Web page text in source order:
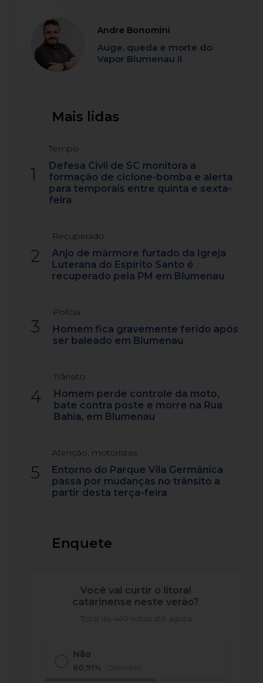
Andre Bonomini
Auge, queda e morte do
Vapor Blumenau II
Mais lidas
1
Tempo
Defesa Civil de SC monitora a
formação de ciclone-bomba e alerta
para temporais entre quinta e sexta-
feira
2
Recuperado
Anjo de mármore furtado da Igreja
Luterana do Espírito Santo é
recuperado pela PM em Blumenau
3
Polícia
Homem fica gravemente ferido após
ser baleado em Blumenau
4
Trânsito
Homem perde controle da moto,
bate contra poste e morre na Rua
Bahia, em Blumenau
5
Atenção, motoristas
Entorno do Parque Vila Germânica
passa por mudanças no trânsito a
partir desta terça-feira
Enquete
Você vai curtir o litoral
catarinense neste verão?
Total de 440 votos até agora
Não
60,91% (268 votos)